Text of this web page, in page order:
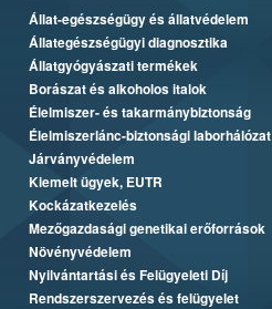
Állat-egészségügy és állatvédelem
Állategészségügyi diagnosztika
Állatgyógyászati termékek
Borászat és alkoholos italok
Élelmiszer- és takarmánybiztonság
Élelmiszerlánc-biztonsági laborhálózat
Járványvédelem
Kiemelt ügyek, EUTR
Kockázatkezelés
Mezőgazdasági genetikai erőforrások
Növényvédelem
Nyilvántartási és Felügyeleti Díj
Rendszerszervezés és felügyelet